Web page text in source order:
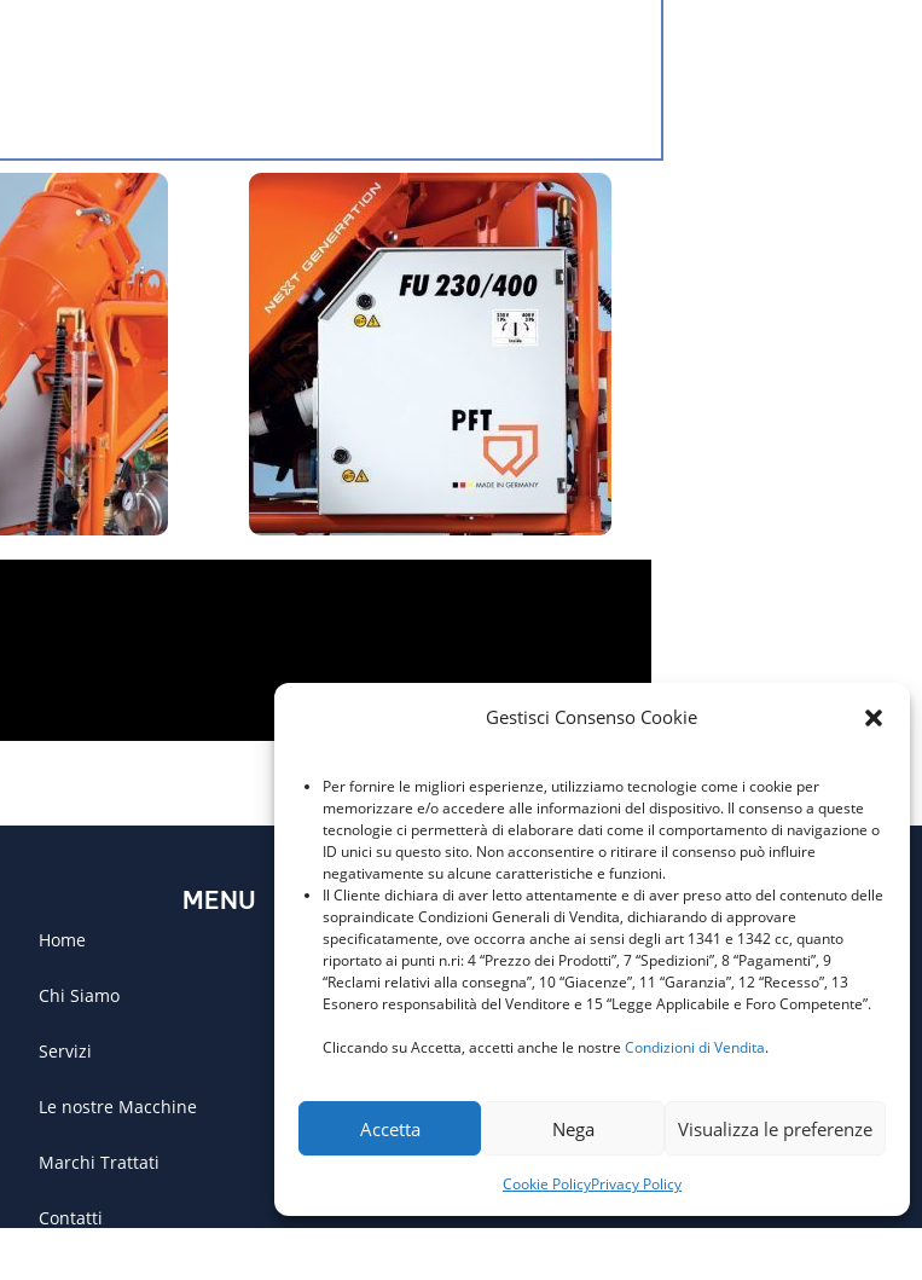
Gestisci Consenso Cookie
Per fornire le migliori esperienze, utilizziamo tecnologie come i cookie per
memorizzare e/o accedere alle informazioni del dispositivo. Il consenso a queste
tecnologie ci permetterà di elaborare dati come il comportamento di navigazione o
ID unici su questo sito. Non acconsentire o ritirare il consenso può influire
negativamente su alcune caratteristiche e funzioni.
Il Cliente dichiara di aver letto attentamente e di aver preso atto del contenuto delle
sopraindicate Condizioni Generali di Vendita, dichiarando di approvare
specificatamente, ove occorra anche ai sensi degli art 1341 e 1342 cc, quanto
riportato ai punti n.ri: 4 “Prezzo dei Prodotti”, 7 “Spedizioni”, 8 “Pagamenti”, 9
“Reclami relativi alla consegna”, 10 “Giacenze”, 11 “Garanzia”, 12 “Recesso”, 13
Esonero responsabilità del Venditore e 15 “Legge Applicabile e Foro Competente”.
Cliccando su Accetta, accetti anche le nostre Condizioni di Vendita.
Accetta Nega Visualizza le preferenze
Cookie PolicyPrivacy Policy
MENU
Home
Chi Siamo
Servizi
Le nostre Macchine
Marchi Trattati
Contatti
Privacy Policy
Cookie Policy
Condizioni Generali di
Vendita